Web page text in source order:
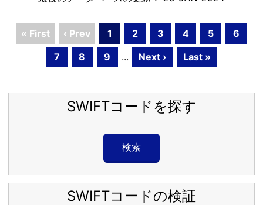
« First ‹ Prev 1 2 3 4 5
6
7
8 9 ... Next › Last »
SWIFTコードを探す
検索
SWIFTコードの検証